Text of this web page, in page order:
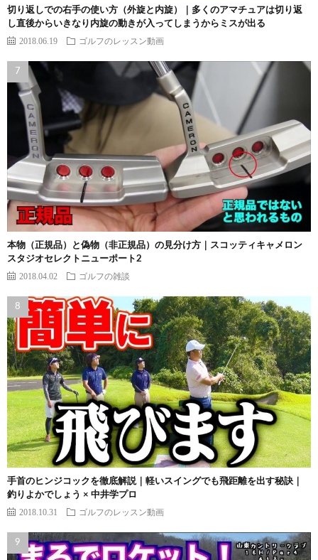
切り返しでの右手の使い方（外旋と内旋）｜多くのアマチュアは切り返
し直後からいきなり内旋の動きが入ってしまうからミスが出る
2018.06.19 ゴルフのレッスン動画
本物（正規品）と偽物（非正規品）の見分け方｜スコッティキャメロン
スタジオセレクトニューポート2
2018.04.02 ゴルフの雑談
手首のヒンジコックを徹底解説｜軽いスイングでも飛距離を出す秘訣｜
釣りよかでしょう × 中井学プロ
2018.10.31 ゴルフのレッスン動画